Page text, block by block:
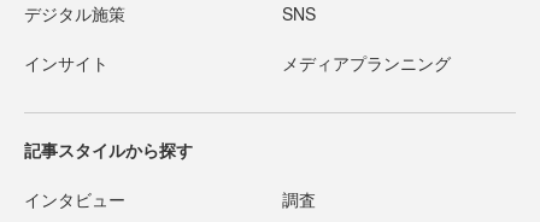
デジタル施策 SNS
インサイト メディアプランニング
記事スタイルから探す
インタビュー 調査